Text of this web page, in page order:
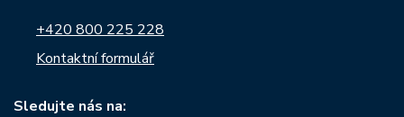
+420 800 225 228
Kontaktní formulář
Sledujte nás na: